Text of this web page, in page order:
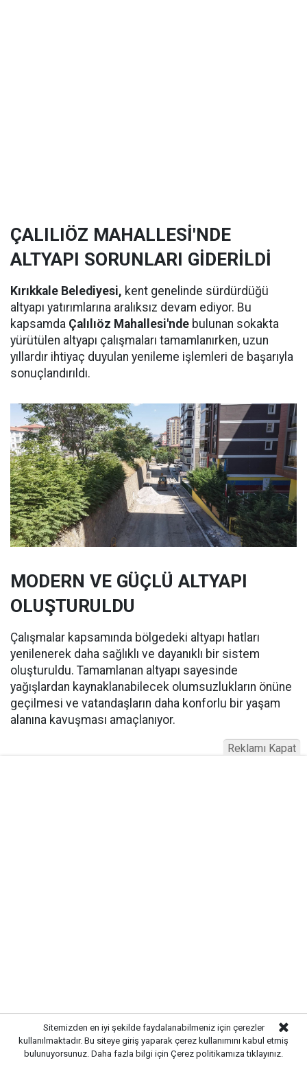
ÇALILIÖZ MAHALLESİ'NDE
ALTYAPI SORUNLARI GİDERİLDİ
Kırıkkale Belediyesi, kent genelinde sürdürdüğü
altyapı yatırımlarına aralıksız devam ediyor. Bu
kapsamda Çalılıöz Mahallesi'nde bulunan sokakta
yürütülen altyapı çalışmaları tamamlanırken, uzun
yıllardır ihtiyaç duyulan yenileme işlemleri de başarıyla
sonuçlandırıldı.
MODERN VE GÜÇLÜ ALTYAPI
OLUŞTURULDU
Çalışmalar kapsamında bölgedeki altyapı hatları
yenilenerek daha sağlıklı ve dayanıklı bir sistem
oluşturuldu. Tamamlanan altyapı sayesinde
yağışlardan kaynaklanabilecek olumsuzlukların önüne
geçilmesi ve vatandaşların daha konforlu bir yaşam
alanına kavuşması amaçlanıyor.
Sitemizden en iyi şekilde faydalanabilmeniz için çerezler
kullanılmaktadır. Bu siteye giriş yaparak çerez kullanımını kabul etmiş
bulunuyorsunuz. Daha fazla bilgi için Çerez politikamıza tıklayınız.
Reklamı Kapat